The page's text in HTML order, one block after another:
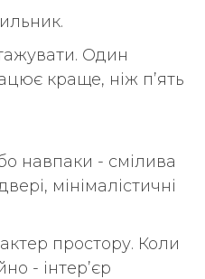
Один
краще, ніж п’ять
навпаки - смілива
мінімалістичні
простору. Коли
- інтер’єр